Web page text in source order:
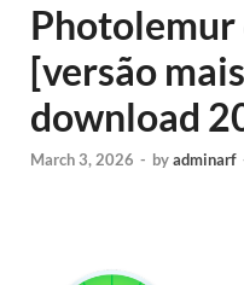
Photolemur
[versão
download
March 3, 2026 - byadminarf